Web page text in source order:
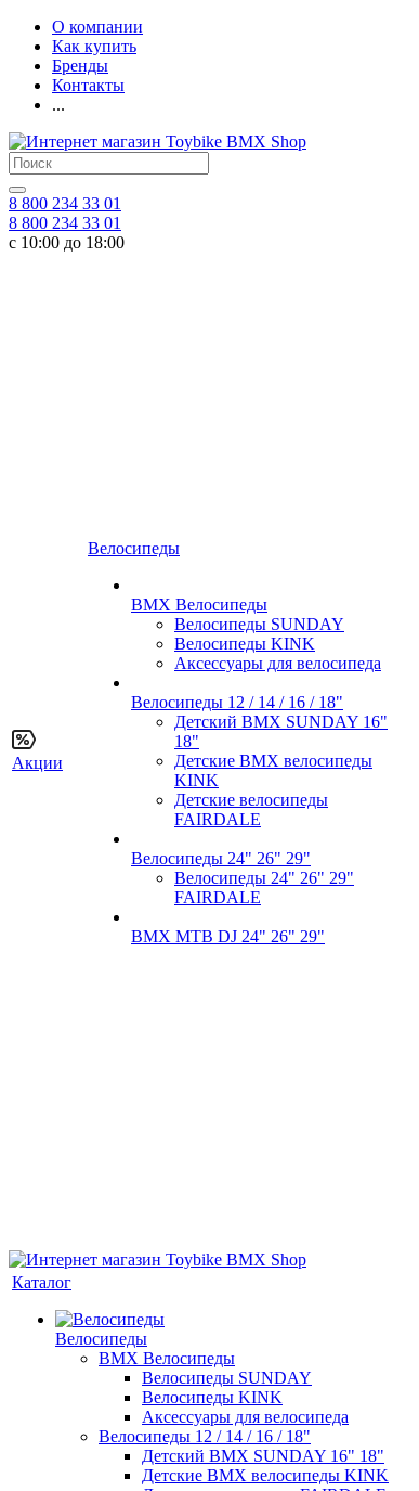
О компании
Как купить
Бренды
Контакты
...
8 800 234 33 01
8 800 234 33 01
с 10:00 до 18:00
Акции
Велосипеды
BMX Велосипеды
Велосипеды SUNDAY
Велосипеды KINK
Аксессуары для велосипеда
Велосипеды 12 / 14 / 16 / 18"
Детский BMX SUNDAY 16"
18"
Детские BMX велосипеды
KINK
Детские велосипеды
FAIRDALE
Велосипеды 24" 26" 29"
Велосипеды 24" 26" 29"
FAIRDALE
BMX MTB DJ 24" 26" 29"
Каталог
Велосипеды
BMX Велосипеды
Велосипеды SUNDAY
Велосипеды KINK
Аксессуары для велосипеда
Велосипеды 12 / 14 / 16 / 18"
Детский BMX SUNDAY 16" 18"
Детские BMX велосипеды KINK